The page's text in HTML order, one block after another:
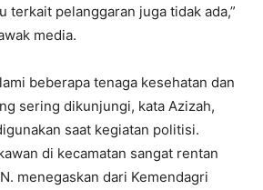
terkait pelanggaran juga tidak ada,”
media.
beberapa tenaga kesehatan dan
sering dikunjungi, kata Azizah,
saat kegiatan politisi.
di kecamatan sangat rentan
menegaskan dari Kemendagri